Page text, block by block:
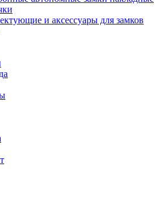
и аксессуары для замков